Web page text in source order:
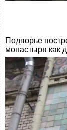
Подворье
монастыря как